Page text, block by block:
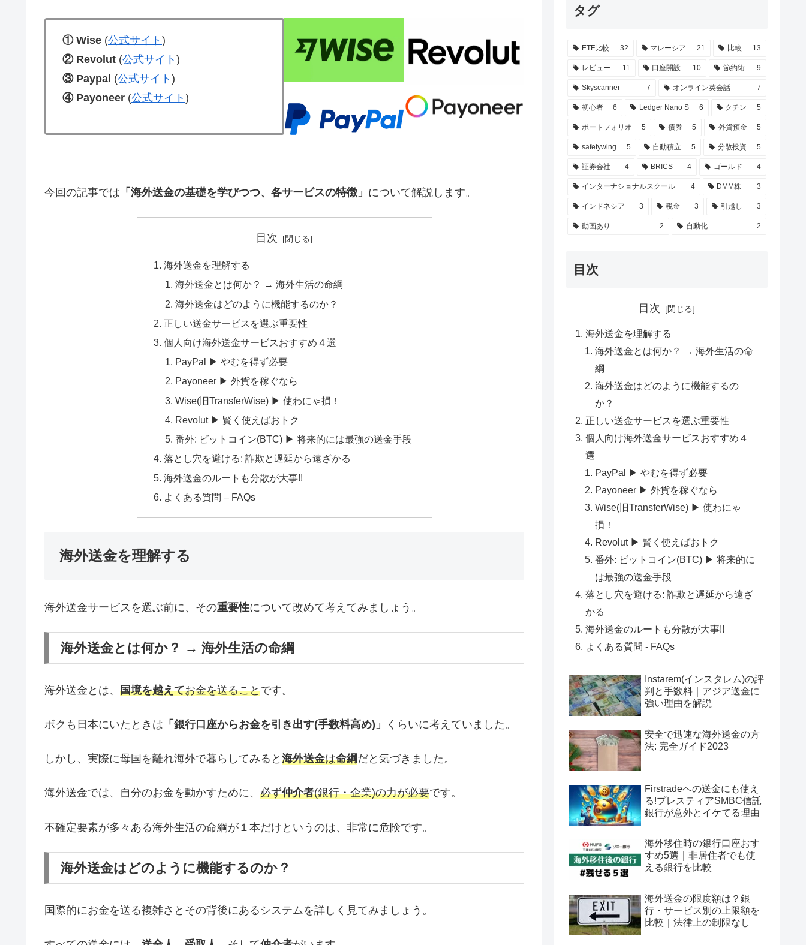
① Wise (公式サイト )
② Revolut (公式サイト )
③ Paypal (公式サイト )
④ Payoneer (公式サイト )
今回の記事では 「海外送金の基礎を学びつつ、各サービスの特徴」 について解説します。
目次
海外送金を理解する
海外送金とは何か？ → 海外生活の命綱
海外送金はどのように機能するのか？
正しい送金サービスを選ぶ重要性
個人向け海外送金サービスおすすめ４選
PayPal ▶ やむを得ず必要
Payoneer ▶ 外貨を稼ぐなら
Wise(旧TransferWise) ▶ 使わにゃ損！
Revolut ▶ 賢く使えばおトク
番外: ビットコイン(BTC) ▶ 将来的には最強の送金手段
落とし穴を避ける: 詐欺と遅延から遠ざかる
海外送金のルートも分散が大事!!
よくある質問 – FAQs
海外送金を理解する
海外送金サービスを選ぶ前に、その重要性について改めて考えてみましょう。
海外送金とは何か？ → 海外生活の命綱
海外送金とは、 国境を越えてお金を送ることです。
ボクも日本にいたときは 「銀行口座からお金を引き出す(手数料高め)」 くらいに考えていました。
しかし、実際に母国を離れ海外で暮らしてみると 海外送金は命綱だと気づきました。
海外送金では、自分のお金を動かすために、 必ず仲介者(銀行・企業)の力が必要です。
不確定要素が多々ある海外生活の命綱が１本だけというのは、非常に危険です。
海外送金はどのように機能するのか？
国際的にお金を送る複雑さとその背後にあるシステムを詳しく見てみましょう。
タグ
ETF比較 32 マレーシア 21 比較 13
レビュー 11 口座開設 10 節約術 9
Skyscanner 7 オンライン英会話 7
初心者 6 Ledger Nano S 6 クチン 5
ポートフォリオ 5 債券 5 外貨預金 5
safetywing 5 自動積立 5 分散投資 5
証券会社 4 BRICS 4 ゴールド 4
インターナショナルスクール 4 DMM株 3
インドネシア 3 税金 3 引越し 3
動画あり 2 自動化 2
目次
目次
海外送金を理解する
海外送金とは何か？ → 海外生活の命
綱
海外送金はどのように機能するの
か？
正しい送金サービスを選ぶ重要性
個人向け海外送金サービスおすすめ４
選
PayPal ▶ やむを得ず必要
Payoneer ▶ 外貨を稼ぐなら
Wise(旧TransferWise) ▶ 使わにゃ
損！
Revolut ▶ 賢く使えばおトク
番外: ビットコイン(BTC) ▶ 将来的に
は最強の送金手段
落とし穴を避ける: 詐欺と遅延から遠ざ
かる
海外送金のルートも分散が大事!!
よくある質問 - FAQs
Instarem(インスタレム)の評
判と手数料｜アジア送金に
強い理由を解説
安全で迅速な海外送金の方
法: 完全ガイド2023
Firstradeへの送金にも使え
る!プレスティアSMBC信託
銀行が意外とイケてる理由
海外移住時の銀行口座おす
すめ5選｜非居住者でも使
える銀行を比較
海外送金の限度額は？銀
行・サービス別の上限額を
比較｜法律上の制限なし